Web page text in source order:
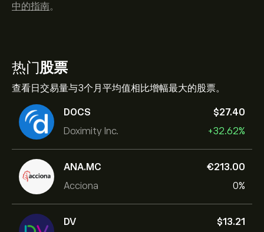
热门股票
查看日交易量与3个月平均值相比增幅最大的股票。
DOCS
Doximity Inc.
‎$‎27.40
+32.62%
ANA.MC
Acciona
‎€‎213.00
0%
DV
‎$‎13.21
中的指南。